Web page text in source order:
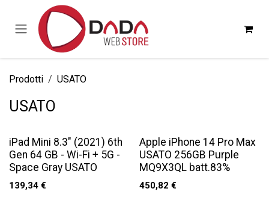
Passa al contenuto
Prodotti USATO
USATO
iPad Mini 8.3" (2021) 6th
Gen 64 GB - Wi-Fi + 5G -
Space Gray USATO
139,34 €
Apple iPhone 14 Pro Max
USATO 256GB Purple
MQ9X3QL batt.83%
450,82 €